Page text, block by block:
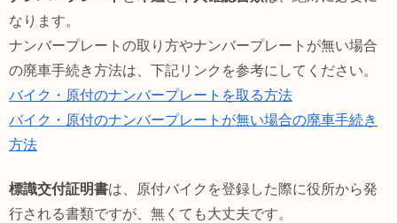
なります。
ナンバープレートの取り方やナンバープレートが無い場合
の廃車手続き方法は、下記リンクを参考にしてください。
バイク・原付のナンバープレートを取る方法
バイク・原付のナンバープレートが無い場合の廃車手続き
方法
標識交付証明書は、原付バイクを登録した際に役所から発
行される書類ですが、無くても大丈夫です。